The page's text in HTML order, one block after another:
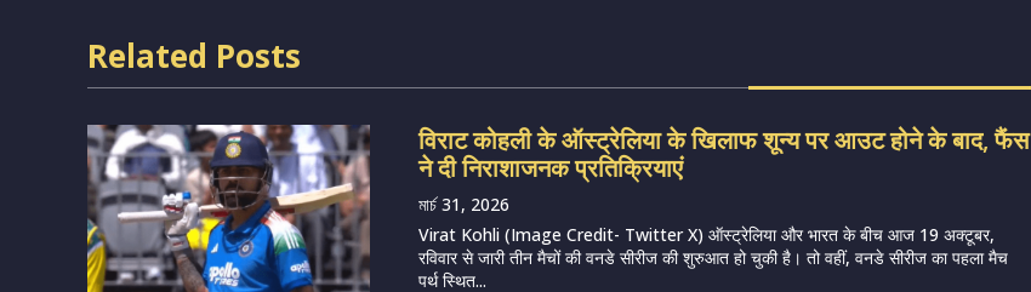
Related Posts
विराट कोहली के ऑस्ट्रेलिया के खिलाफ शून्य पर आउट होने के बाद, फैंस
ने दी निराशाजनक प्रतिक्रियाएं
মার্চ 31, 2026
Virat Kohli (Image Credit- Twitter X) ऑस्ट्रेलिया और भारत के बीच आज 19 अक्टूबर,
रविवार से जारी तीन मैचों की वनडे सीरीज की शुरुआत हो चुकी है। तो वहीं, वनडे सीरीज का पहला मैच
पर्थ स्थित...